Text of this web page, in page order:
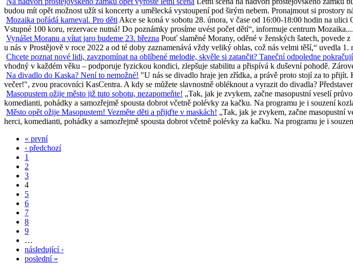
budou mít opět možnost užít si koncerty a umělecká vystoupení pod širým nebem. Pronajmout si prostory
Mozaika pořádá karneval. Pro děti Akce se koná v sobotu 28. února, v čase od 16:00-18:00 hodin na
Vstupné 100 koru, rezervace nutná! Do poznámky prosíme uvést počet dětí“, informuje centrum Mozaika....
Vynášet Moranu a vítat jaro budeme 23. března Pouť slaměné Morany, oděné v ženských šatech, povede
u nás v Prostějově v roce 2022 a od té doby zaznamenává vždy veliký ohlas, což nás velmi těší,“ uvedla 1.
Chcete poznat nové lidi, zavzpomínat na oblíbené melodie, skvěle si zatančit? Taneční odpoledne
vhodný v každém věku – podporuje fyzickou kondici, zlepšuje stabilitu a přispívá k duševní pohodě.
Na divadlo do Kaska? Není to nemožné! "U nás se divadlo hraje jen zřídka, a právě proto stojí za to
večer!", zvou pracovníci KasCentra. A kdy se můžete slavnostně obléknout a vyrazit do divadla?
Masopustem ožije město již tuto sobotu, nezapomeňte! „Tak, jak je zvykem, začne masopustní veselí
komedianti, pohádky a samozřejmě spousta dobrot včetně polévky za kačku. Na programu je i souzení
Město opět ožije Masopustem! Vezměte děti a přijďte v maskách! „Tak, jak je zvykem, začne masopustní
herci, komedianti, pohádky a samozřejmě spousta dobrot včetně polévky za kačku. Na programu je i
« první
‹ předchozí
1
2
3
4
5
6
7
8
9
…
následující ›
poslední »